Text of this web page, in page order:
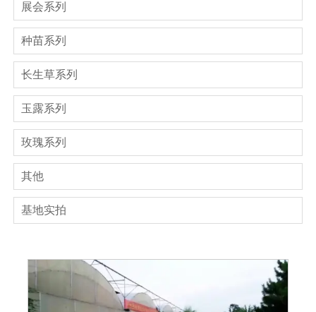
展会系列
种苗系列
长生草系列
玉露系列
玫瑰系列
其他
基地实拍